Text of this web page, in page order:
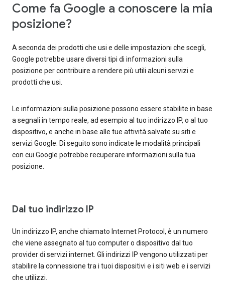
Come fa Google a conoscere la mia
posizione?
A seconda dei prodotti che usi e delle impostazioni che scegli,
Google potrebbe usare diversi tipi di informazioni sulla
posizione per contribuire a rendere più utili alcuni servizi e
prodotti che usi.
Le informazioni sulla posizione possono essere stabilite in base
a segnali in tempo reale, ad esempio al tuo indirizzo IP, o al tuo
dispositivo, e anche in base alle tue attività salvate su siti e
servizi Google. Di seguito sono indicate le modalità principali
con cui Google potrebbe recuperare informazioni sulla tua
posizione.
Dal tuo indirizzo IP
Un indirizzo IP, anche chiamato Internet Protocol, è un numero
che viene assegnato al tuo computer o dispositivo dal tuo
provider di servizi internet. Gli indirizzi IP vengono utilizzati per
stabilire la connessione tra i tuoi dispositivi e i siti web e i servizi
che utilizzi.